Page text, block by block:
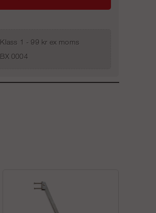
Klass 1 - 99 kr ex moms
BX 0004